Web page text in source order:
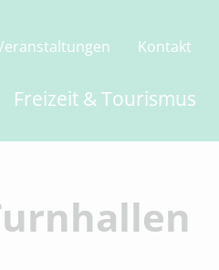
Freizeit & Tourismus
Kontakt